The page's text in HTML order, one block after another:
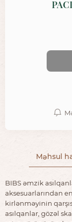
Məhsul
BIBS əmzik
aksesuarlarından
kirlənməyinin
asılqanlar, gözəl